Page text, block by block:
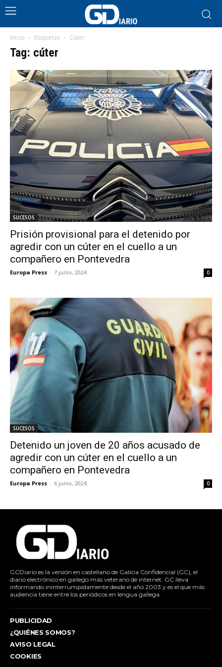
Inicio Etiquetas Cúter
Tag: cúter
SUCESOS
Prisión provisional para el detenido por
agredir con un cúter en el cuello a un
compañero en Pontevedra
Europa Press - 7 junio, 2024 0
SUCESOS
Detenido un joven de 20 años acusado de
agredir con un cúter en el cuello a un
compañero en Pontevedra
Europa Press - 6 junio, 2024 0
GCDiario es la versión en castellano de Galicia Confidencial (GC), el
diario electrónico en gallego más veterano de internet. GC lleva
informando ininterrumpidamente desde el año 2003 y es el que más
audiencia tiene entre los periódicos en lengua gallega.
PUBLICIDAD
¿QUIÉNES SOMOS?
AVISO LEGAL
COOKIES